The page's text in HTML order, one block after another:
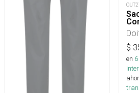
$
en 6